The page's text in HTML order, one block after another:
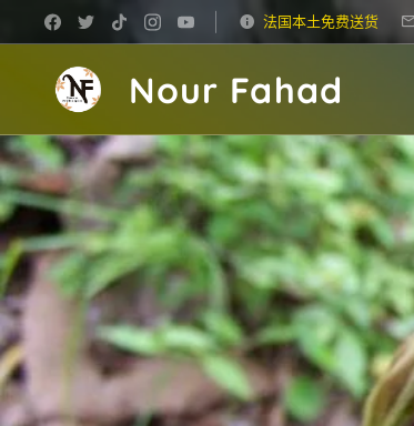
法国本土免费送货
Nour Fahad